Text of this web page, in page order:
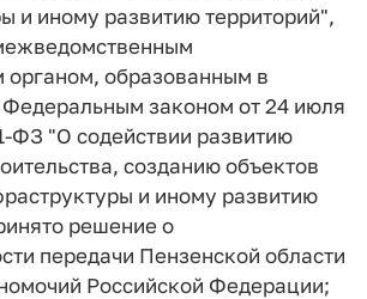
и иному развитию территорий",
органом, образованным в
Федеральным законом от 24 июля
ФЗ "О содействии развитию
созданию объектов
и иному развитию
решение о
передачи Пензенской области
Российской Федерации;